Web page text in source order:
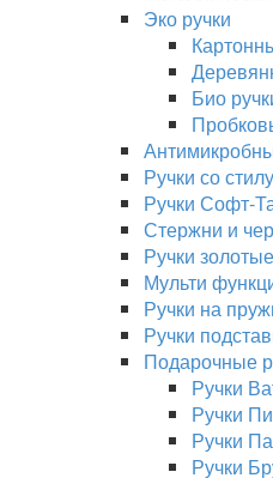
Эко ручки
Био
Ручки со
Ручки Софт-
Стержни и
Ручки
Мульти
Ручки на
Ручки
Подарочные
Ручки
Ручки
Ручки
Ручки